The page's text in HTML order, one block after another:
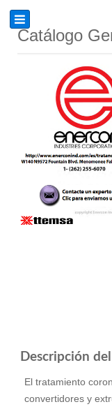
Catálogo
Descripción
El tratamiento
convertidores y